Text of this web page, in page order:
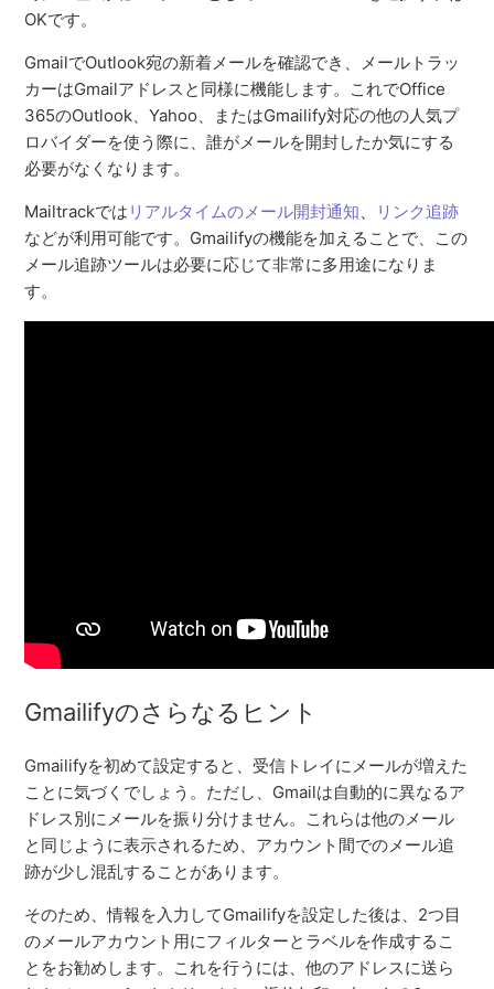
OKです。
GmailでOutlook宛の新着メールを確認でき、メールトラッ
カーはGmailアドレスと同様に機能します。これでOffice
365のOutlook、Yahoo、またはGmailify対応の他の人気プ
ロバイダーを使う際に、誰がメールを開封したか気にする
必要がなくなります。
Mailtrackでは リアルタイムのメール開封通知、
リンク追跡
などが利用可能です。Gmailifyの機能を加えることで、この
メール追跡ツールは必要に応じて非常に多用途になりま
す。
Gmailifyのさらなるヒント
Gmailifyを初めて設定すると、受信トレイにメールが増えた
ことに気づくでしょう。ただし、Gmailは自動的に異なるア
ドレス別にメールを振り分けません。これらは他のメール
と同じように表示されるため、アカウント間でのメール追
跡が少し混乱することがあります。
そのため、情報を入力してGmailifyを設定した後は、2つ目
のメールアカウント用にフィルターとラベルを作成するこ
とをお勧めします。これを行うには、他のアドレスに送ら